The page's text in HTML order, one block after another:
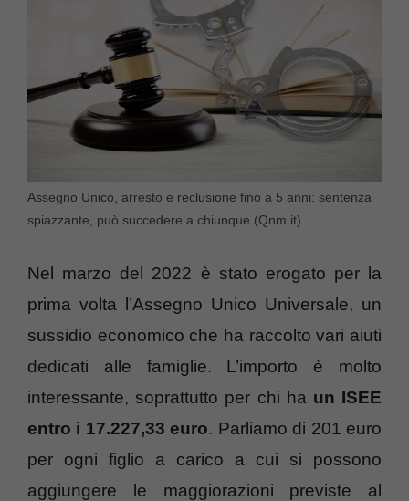
Assegno Unico, arresto e reclusione fino a 5 anni: sentenza
spiazzante, può succedere a chiunque (Qnm.it)
Nel marzo del 2022 è stato erogato per la
prima volta l’Assegno Unico Universale, un
sussidio economico che ha raccolto vari aiuti
dedicati alle famiglie. L’importo è molto
interessante, soprattutto per chi ha un ISEE
entro i 17.227,33 euro. Parliamo di 201 euro
per ogni figlio a carico a cui si possono
aggiungere le maggiorazioni previste al